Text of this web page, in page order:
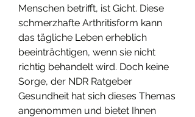
Menschen betrifft, ist Gicht. Diese
schmerzhafte Arthritisform kann
das tägliche Leben erheblich
beeinträchtigen, wenn sie nicht
richtig behandelt wird. Doch keine
Sorge, der NDR Ratgeber
Gesundheit hat sich dieses Themas
angenommen und bietet Ihnen